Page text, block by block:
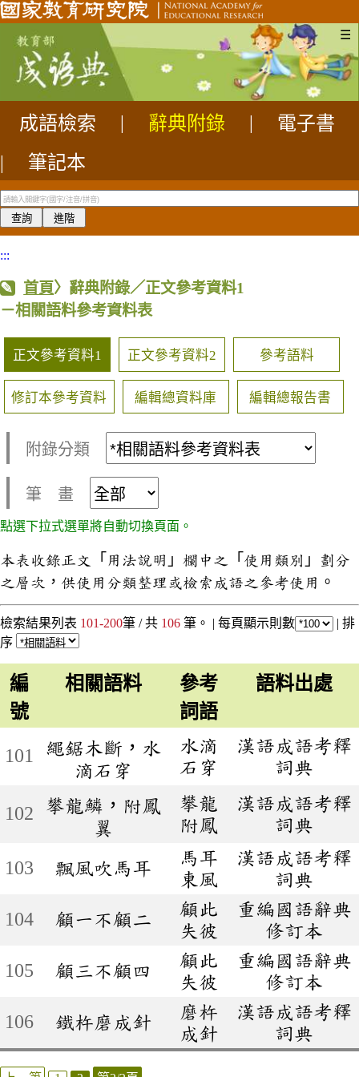
☰
成語檢索 辭典附錄
電子書
|
筆記本
:::
首頁〉辭典附錄／正文參考資料1
－相關語料參考資料表
正文參考資料1 正文參考資料2 參考語料
修訂本參考資料 編輯總資料庫 編輯總報告書
附錄分類
筆 畫
點選下拉式選單將自動切換頁面。
本表收錄正文「用法說明」欄中之「使用類別」劃分
之層次，供使用分類整理或檢索成語之參考使用。
檢索結果列表 101-200筆 / 共 106 筆。 | 每頁顯示則數 | 排
序
編
號
相關語料
參考
詞語
語料出處
101
繩鋸木斷，水
滴石穿
水滴
石穿
漢語成語考釋
詞典
102
攀龍鱗，附鳳
翼
攀龍
附鳳
漢語成語考釋
詞典
103 飄風吹馬耳
馬耳
東風
漢語成語考釋
詞典
104
顧一不顧二
顧此
失彼
重編國語辭典
修訂本
105
顧三不顧四
顧此
失彼
重編國語辭典
修訂本
106
鐵杵磨成針
磨杵
成針
漢語成語考釋
詞典